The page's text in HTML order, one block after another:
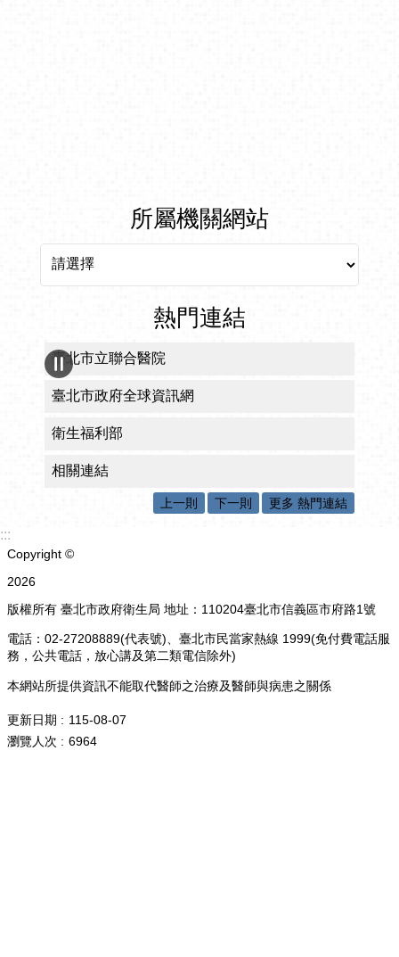
所屬機關網站
熱門連結
臺北市立聯合醫院
臺北市政府全球資訊網
衛生福利部
相關連結
上一則 下一則 更多 熱門連結
:::
Copyright ©
2026
版權所有 臺北市政府衛生局 地址：110204臺北市信義區市府路1號
電話：02-27208889(代表號)、臺北市民當家熱線 1999(免付費電話服
務，公共電話，放心講及第二類電信除外)
本網站所提供資訊不能取代醫師之治療及醫師與病患之關係
更新日期
115-08-07
瀏覽人次
6964